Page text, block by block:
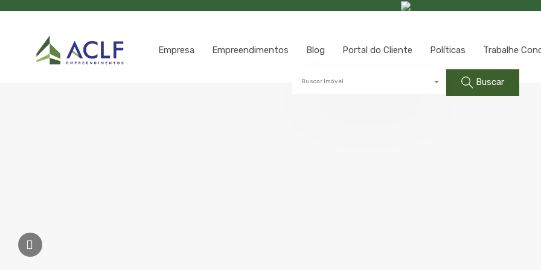
Empresa Empreendimentos Blog Portal do Cliente Políticas Trabalhe
Buscar Imóvel Buscar